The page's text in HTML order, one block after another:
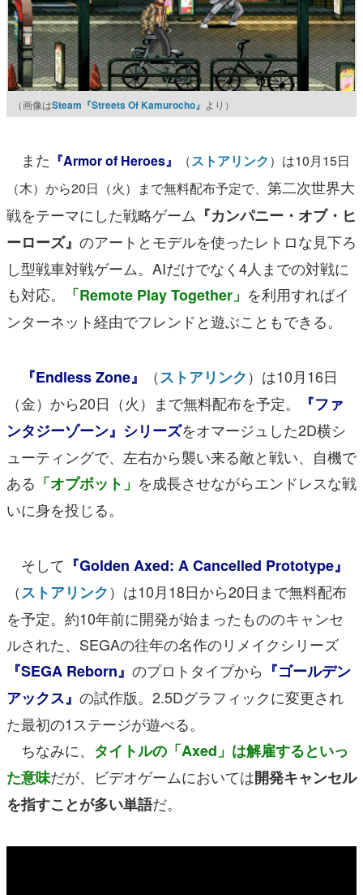
（画像はSteam『Streets Of Kamurocho』 より）
また 『Armor of Heroes』 （ストアリンク）は10月15日
（木）から20日（火）まで無料配布予定で、 第二次世界大
戦をテーマにした戦略ゲーム 『カンパニー・オブ・ヒ
ーローズ』 のアートとモデルを使ったレトロな見下ろ
し型戦車対戦ゲーム。AIだけでなく4人までの対戦に
も対応。
「Remote Play Together」 を利用すればイ
ンターネット経由でフレンドと遊ぶこともできる。
『Endless Zone』 （ストアリンク）は10月16日
（金）から20日（火）まで無料配布を予定。
『ファ
ンタジーゾーン』シリーズをオマージュした2D横シ
ューティングで、左右から襲い来る敵と戦い、自機で
ある 「オプボット」 を成長させながらエンドレスな戦
いに身を投じる。
そして 『Golden Axed: A Cancelled Prototype』
（ストアリンク）は10月18日から20日まで無料配布
を予定。約10年前に開発が始まったもののキャンセ
ルされた、SEGAの往年の名作のリメイクシリーズ
『SEGA Reborn』 のプロトタイプから 『ゴールデン
アックス』 の試作版。2.5Dグラフィックに変更され
た最初の1ステージが遊べる。
ちなみに、 タイトルの「Axed」は解雇するといっ
た意味だが、ビデオゲームにおいては開発キャンセル
を指すことが多い単語だ。